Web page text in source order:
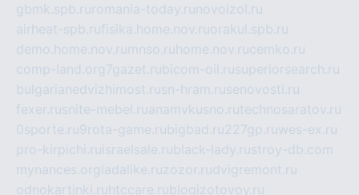
gbmk.spb.ru romania-today.ru novoizol.ru
airheat-spb.rufisika.home.nov.ruorakul.spb.ru
demo.home.nov.ru mnso.ru home.nov.rucemko.ru
comp-land.org 7gazet.rubicom-oil.rusuperiorsearch.ru
bulgarianedvizhimost.rusn-hram.rusenovosti.ru
fexer.rusnite-mebel.ruanamvkusno.rutechnosaratov.ru
0sporte.ru9rota-game.rubigbad.ru227gp.ruwes-ex.ru
pro-kirpichi.ru israelsale.rublack-lady.rustroy-db.com
mynances.org ladalike.ruzozor.rudvigremont.ru
odnokartinki.ru htccare.rublogizotovoy.ru